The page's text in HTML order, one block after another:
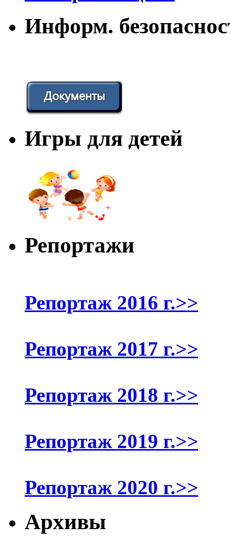
Информ.
Игры для детей
Репортажи
Репортаж 2016 г.>>
Репортаж 2017 г.>>
Репортаж 2018 г.>>
Репортаж 2019 г.>>
Репортаж 2020 г.>>
Архивы